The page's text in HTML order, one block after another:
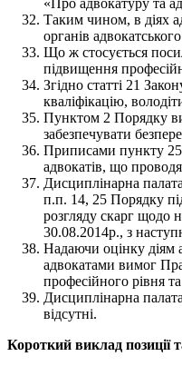
Таким чином, в діях
органів
Що ж стосується
підвищення
Згідно статті 21
кваліфікацію,
Пунктом 2 Порядку
забезпечувати
Приписами пункту 25
адвокатів, що
Дисциплінарна
п.п. 14, 25 Порядку
розгляду скарг щодо
30.08.2014р., з
Надаючи оцінку діям
адвокатами вимог
професійного рівня та
Дисциплінарна
відсутні.
Короткий виклад